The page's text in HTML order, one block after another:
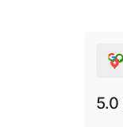
5.0